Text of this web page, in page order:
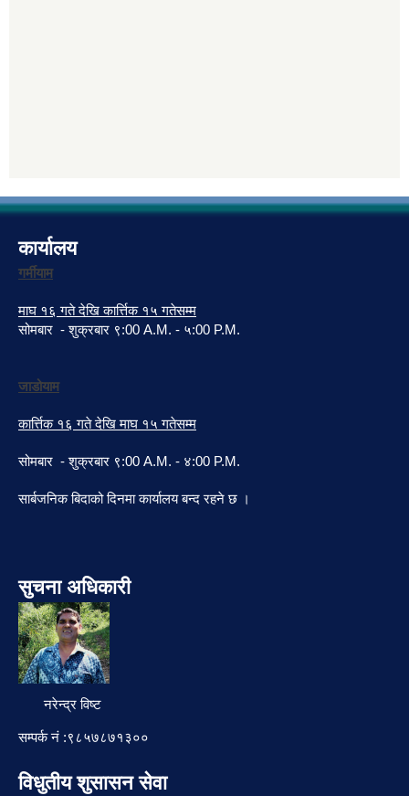
कार्यालय
गर्मीयाम
माघ १६ गते देखि कार्त्तिक १५ गतेसम्म
सोमबार - शुक्रबार ९:00 A.M. - ५:00 P.M.
जाडोयाम
कार्त्तिक १६ गते देखि माघ १५ गतेसम्म
सोमबार - शुक्रबार ९:00 A.M. - ४:00 P.M.
सार्बजनिक बिदाको दिनमा कार्यालय बन्द रहने छ ।
सुचना अधिकारी
नरेन्द्र विष्ट
सम्पर्क नं :९८५७८७१३००
विधुतीय शुसासन सेवा